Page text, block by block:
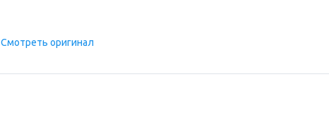
Смотреть оригинал